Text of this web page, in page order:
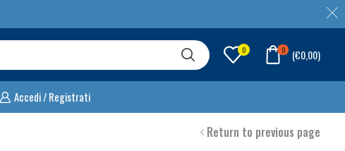
0 0 (€0,00)
Accedi / Registrati
Return to previous page